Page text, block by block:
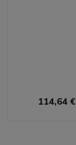
114,64 €